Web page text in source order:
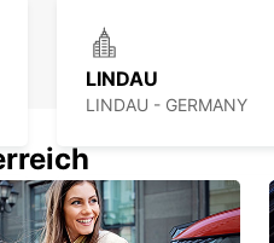
LINDAU
LINDAU - GERMANY